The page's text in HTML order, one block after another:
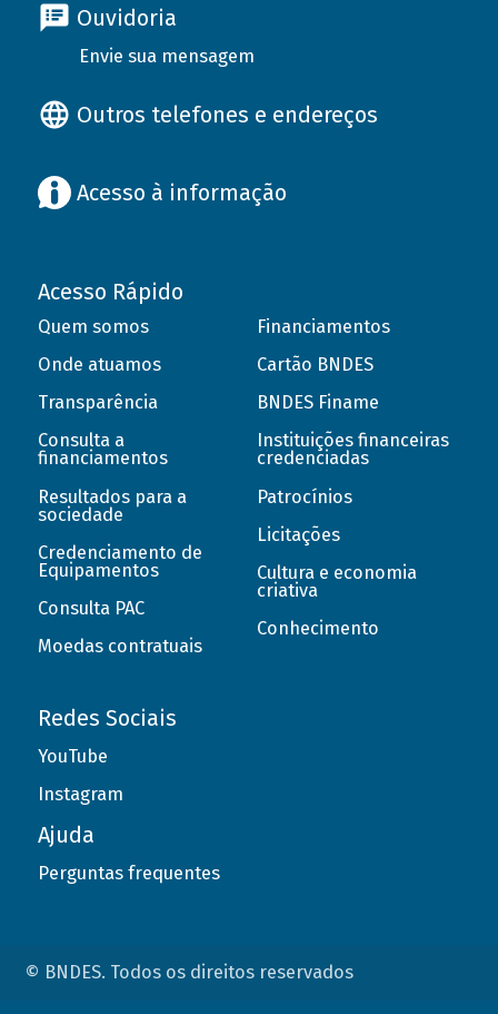
Ouvidoria
Envie sua mensagem
Outros telefones e endereços
Acesso à informação
Acesso Rápido
Quem somos
Onde atuamos
Transparência
Consulta a
financiamentos
Resultados para a
sociedade
Credenciamento de
Equipamentos
Consulta PAC
Moedas contratuais
Financiamentos
Cartão BNDES
BNDES Finame
Instituições financeiras
credenciadas
Patrocínios
Licitações
Cultura e economia
criativa
Conhecimento
Redes Sociais
YouTube
Instagram
Ajuda
Perguntas frequentes
© BNDES. Todos os direitos reservados